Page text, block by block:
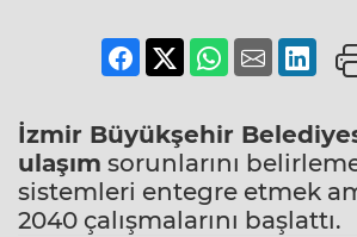
İzmir Büyükşehir
ulaşım sorunlarını
sistemleri entegre etmek
2040 çalışmalarını başlattı.